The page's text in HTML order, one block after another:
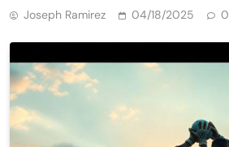
Joseph Ramirez 04/18/2025 0